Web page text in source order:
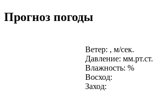
Прогноз погоды
Ветер: , м/сек.
Давление: мм.рт.ст.
Влажность: %
Восход:
Заход: